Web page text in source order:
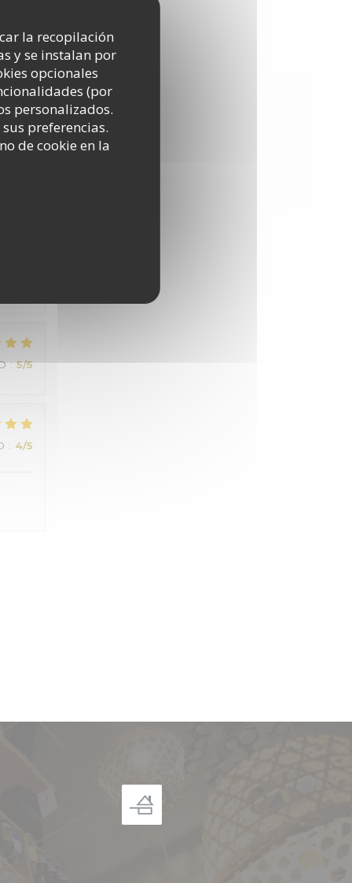
la recopilación
y se instalan por
opcionales
(por
personalizados.
preferencias.
de cookie en la
: 3/5
au
: 5/5
: 4/5